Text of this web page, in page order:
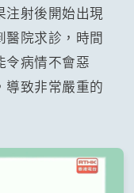
注射後開始出現
醫院求診，時間
令病情不會惡
導致非常嚴重的